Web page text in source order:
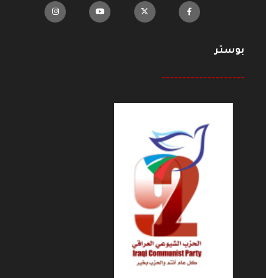
بوستر
--------------------